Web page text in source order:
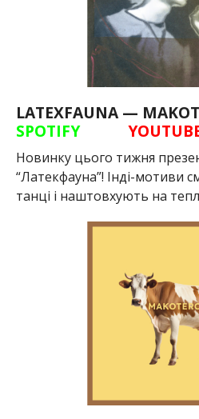
LATEXFAUNA —
SPOTIFY
Новинку цього тижня
“Латекфауна”! Інді-мотиви
танці і наштовхують на